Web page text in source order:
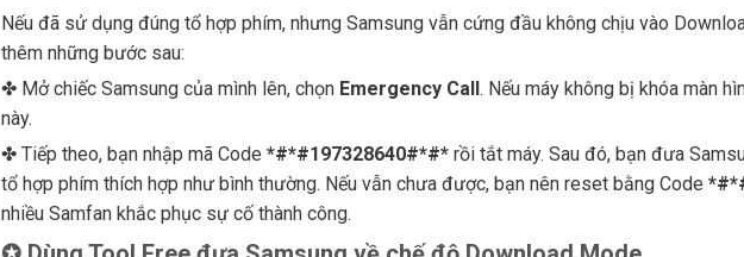
Nếu đã sử dụng đúng tổ hợp phím, nhưng Samsung vẫn cứng đầu không chịu vào
thêm những bước sau:
✤ Mở chiếc Samsung của mình lên, chọn Emergency Call. Nếu máy không bị khóa màn
này.
✤ Tiếp theo, bạn nhập mã Code *#*#197328640#*#*rồi tắt máy. Sau đó, bạn đưa
tổ hợp phím thích hợp như bình thường. Nếu vẫn chưa được, bạn nên reset bằng Code
nhiều Samfan khắc phục sự cố thành công.